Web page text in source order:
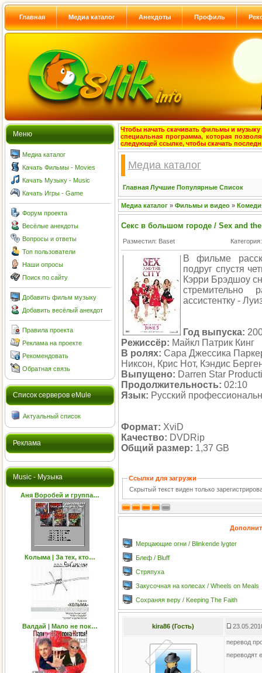
Главная Медиа каталог Анекдоты Профиль
Меню
Медиа каталог
Качать Фильмы - Movies
Качать Музыку - Music
Качать Игры - Game
Форум проекта
Весёлые анекдоты
Вопросы и ответы
Топ пользователи
Наши опросы
Поиск по сайту
Добавить фильм музыку
Добавить весёлый анекдот
Правила проекта
Реклама на проекте
Рекомендовать
Обратная связь
Cписок серверов eMule
Актуальный список
Реклама
Music - Музыка
Аня Воробей и группа…
Колыма | За тех, кто…
Валдай | Мало не пок…
Чтобы начать скачивать фильмы и музыку
специальная программа, которая
следующей ссылке, чтобы скачать
Медиа каталог
Главная Лучшие Популярные Список
Медиа каталог » Фильмы и видео »
Секс в большом городе / Sex and
Разместил: Baset
В фильме
подруг спустя
Кэрри Брэдшоу
стремительно
ассистентку -
Год выпуска:
Режиссёр: Майкл Патрик Кинг
В ролях: Сара Джессика
Никсон, Крис Нот, Кэндис
Выпущено: Darren Star
Продолжительность: 02:10
Язык: Русский
Формат: XviD
Качество: DVDRip
Общий размер: 1,37 GB
Ссылки для загрузки
Скрытый текст виден только
Мерцающие огни / Blinkende lygter
Блеф / Bluff
Стряпуха
Закусочная на колесах / Wheels on Meals
Сохраняя веру / Keeping The Faith
kira86 (Гость)
перевод
переводят